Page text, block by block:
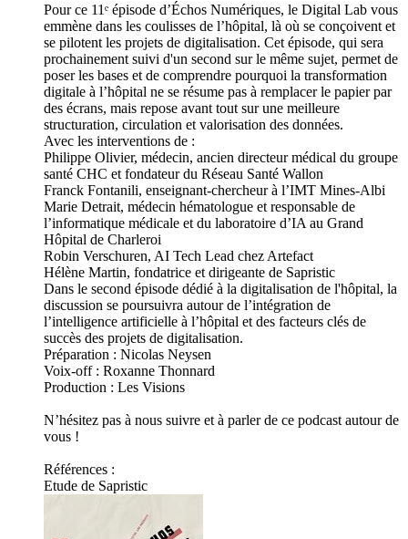
Pour ce 11ᵉ épisode d’Échos Numériques, le Digital Lab vous
emmène dans les coulisses de l’hôpital, là où se conçoivent et
se pilotent les projets de digitalisation. Cet épisode, qui sera
prochainement suivi d'un second sur le même sujet, permet de
poser les bases et de comprendre pourquoi la transformation
digitale à l’hôpital ne se résume pas à remplacer le papier par
des écrans, mais repose avant tout sur une meilleure
structuration, circulation et valorisation des données.
Avec les interventions de :
Philippe Olivier, médecin, ancien directeur médical du groupe
santé CHC et fondateur du Réseau Santé Wallon
Franck Fontanili, enseignant-chercheur à l’IMT Mines-Albi
Marie Detrait, médecin hématologue et responsable de
l’informatique médicale et du laboratoire d’IA au Grand
Hôpital de Charleroi
Robin Verschuren, AI Tech Lead chez Artefact
Hélène Martin, fondatrice et dirigeante de Sapristic
Dans le second épisode dédié à la digitalisation de l'hôpital, la
discussion se poursuivra autour de l’intégration de
l’intelligence artificielle à l’hôpital et des facteurs clés de
succès des projets de digitalisation.
Préparation : Nicolas Neysen
Voix-off : Roxanne Thonnard
Production : Les Visions
N’hésitez pas à nous suivre et à parler de ce podcast autour de
vous !
Références :
Etude de Sapristic